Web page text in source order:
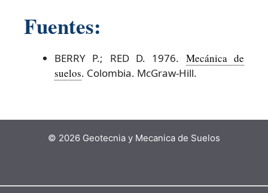
Fuentes:
BERRY P.; RED D. 1976. Mecánica de
suelos. Colombia. McGraw-Hill.
© 2026 Geotecnia y Mecanica de Suelos